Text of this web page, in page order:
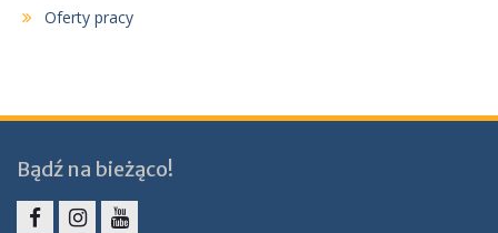
Oferty pracy
Bądź na bieżąco!